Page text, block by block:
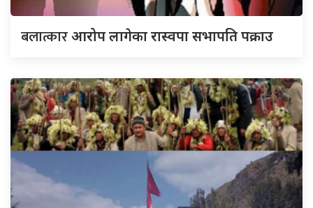
बलात्कारआरोप लागेका रास्वपा सभापति पक्राउ